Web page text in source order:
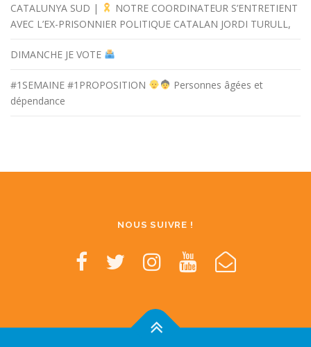
CATALUNYA SUD |
NOTRE COORDINATEUR S’ENTRETIENT
AVEC L’EX-PRISONNIER POLITIQUE CATALAN JORDI TURULL,
DIMANCHE JE VOTE
#1SEMAINE #1PROPOSITION
Personnes âgées et
dépendance
NOUS SUIVRE !